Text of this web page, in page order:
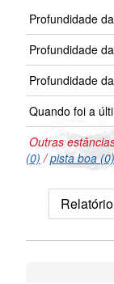
Profundidade
Profundidade
Profundidade
Quando foi a
Outras
(0) /pista boa (0)